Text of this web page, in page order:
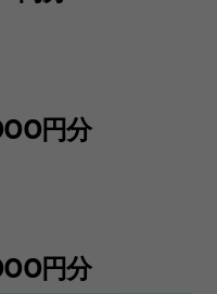
円分
円分